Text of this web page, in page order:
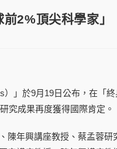
2%頂尖科學家」
」於9月19日公布，在「
究成果再度獲得國際肯定。
年興講座教授、蔡孟蓉